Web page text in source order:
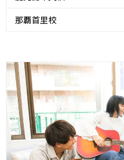
那覇首里校